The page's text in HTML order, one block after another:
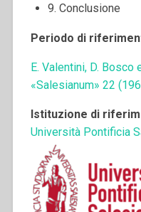
9. Conclusione
Periodo di
E. Valentini, D.
«Salesianum» 22
Istituzione di
Università Pontificia